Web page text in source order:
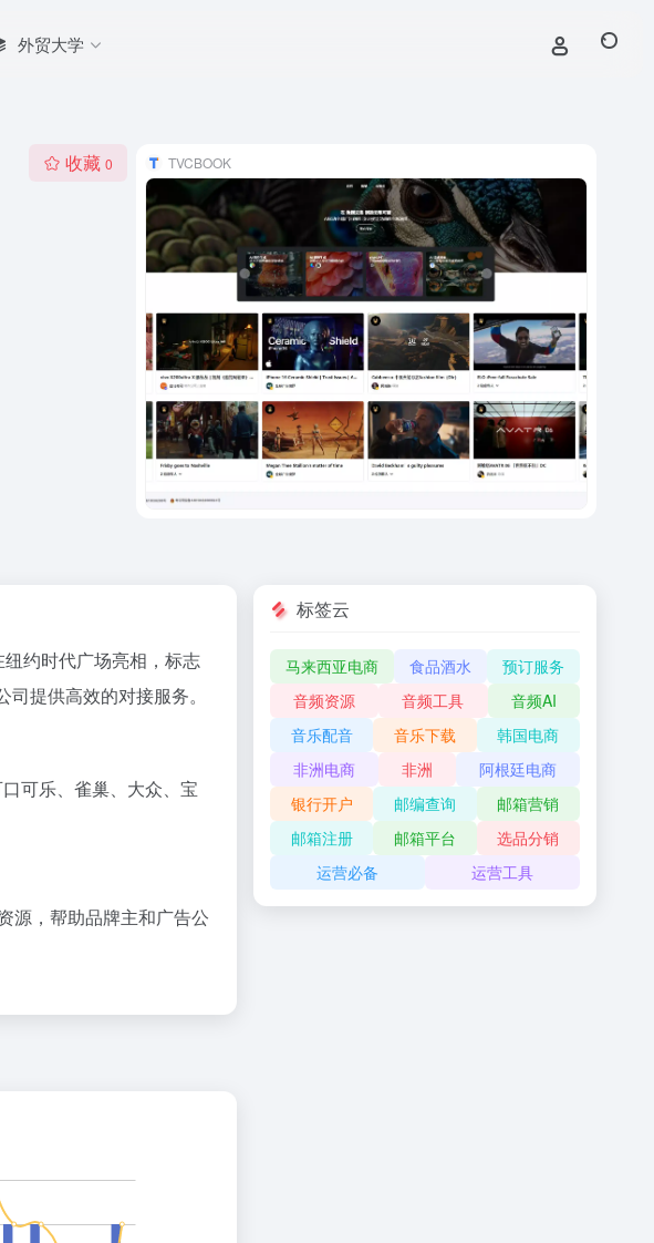
外贸大学
收藏 0 TVCBOOK
约时代广场亮相，标志
提供高效的对接服务。
可乐、雀巢、大众、宝
源，帮助品牌主和广告公
标签云
马来西亚电商 食品酒水
预订服务
音频资源
音频工具
音频AI
音乐配音
音乐下载
韩国电商
非洲电商
非洲
阿根廷电商
银行开户
邮编查询
邮箱营销
邮箱注册
邮箱平台
选品分销
运营必备
运营工具